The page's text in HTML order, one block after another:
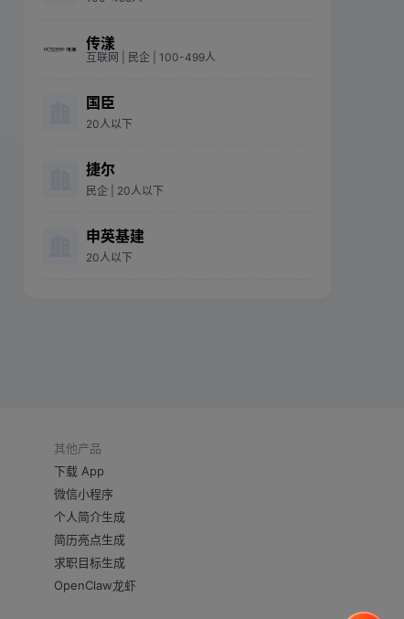
传漾
互联网 | 民企 | 100-499人
国臣
20人以下
捷尔
民企 | 20人以下
申英基建
20人以下
其他产品
下载 App
微信小程序
个人简介生成
简历亮点生成
求职目标生成
OpenClaw龙虾